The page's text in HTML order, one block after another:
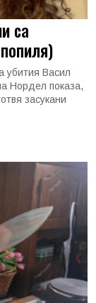
са
убития Васил
Нордел показа,
засукани